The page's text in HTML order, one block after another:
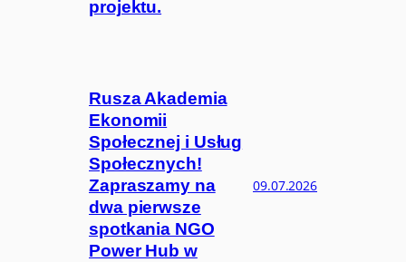
projektu.
Rusza Akademia
Ekonomii
Społecznej i Usług
Społecznych!
Zapraszamy na
dwa pierwsze
spotkania NGO
Power Hub w
09.07.2026